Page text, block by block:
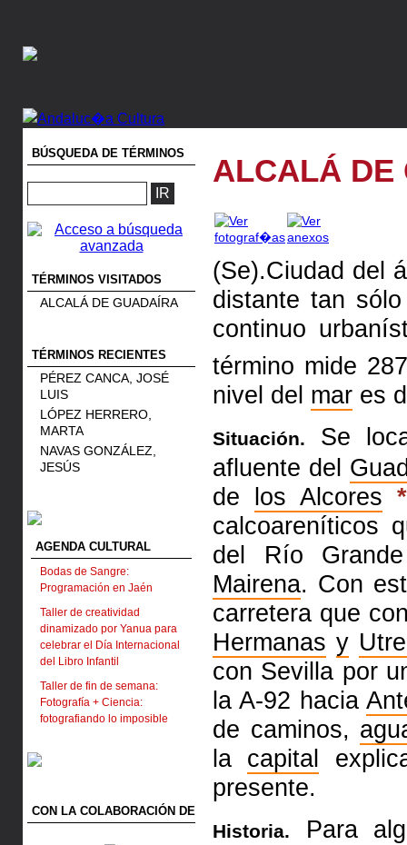
BÚSQUEDA DE TÉRMINOS
TÉRMINOS VISITADOS
ALCALÁ DE GUADAÍRA
TÉRMINOS RECIENTES
PÉREZ CANCA, JOSÉ
LUIS
LÓPEZ HERRERO,
MARTA
NAVAS GONZÁLEZ,
JESÚS
AGENDA CULTURAL
Bodas de Sangre:
Programación en Jaén
Taller de creatividad
dinamizado por Yanua para
celebrar el Día Internacional
del Libro Infantil
Taller de fin de semana:
Fotografía + Ciencia:
fotografiando lo imposible
CON LA COLABORACIÓN DE
ALCALÁ DE
(Se).Ciudad del
distante tan
continuo
término mi­de
nivel del mar es
Situación.
Se
afluente del
de los Alcores *
calcoareníticos
del Río
Mairena. Con
carretera que
Hermanas y
con Sevilla por
la A-92 hacia
de caminos,
la capital
presente.
Historia.
Para